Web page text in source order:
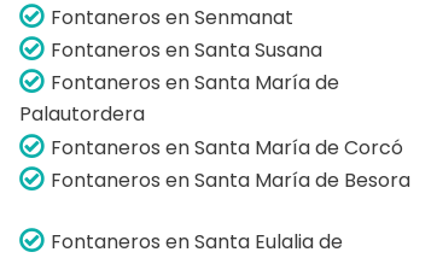
Fontaneros en Senmanat
Fontaneros en Santa Susana
Fontaneros en Santa María de
Palautordera
Fontaneros en Santa María de Corcó
Fontaneros en Santa María de Besora
Fontaneros en Santa Eulalia de